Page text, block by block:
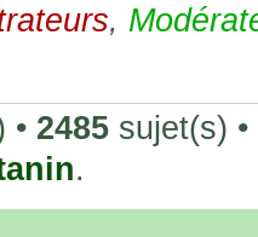
j'ai commandé
vraiment très
censées être
: Edgerunners.
,
• 2485 sujet(s) •
.